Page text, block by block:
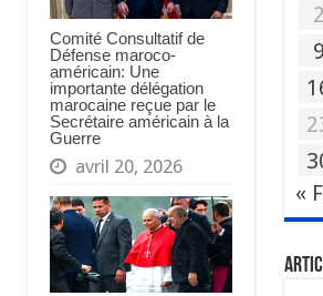
Comité Consultatif de
Défense maroco-
américain: Une
importante délégation
marocaine reçue par le
Secrétaire américain à la
Guerre
avril 20, 2026
2
9
«